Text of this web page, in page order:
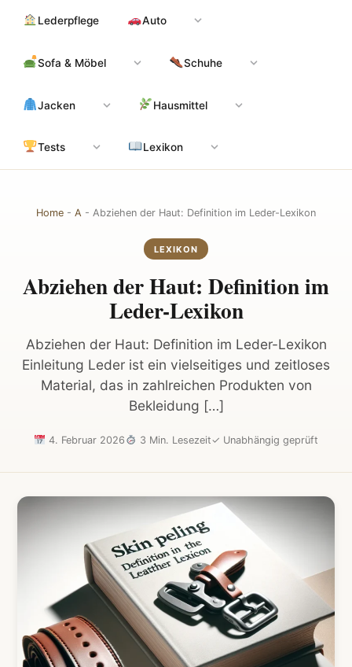
Inhalt
Lederpflege Auto
Sofa & Möbel Schuhe
Jacken Hausmittel
Tests Lexikon
Home - A - Abziehen der Haut: Definition im Leder-Lexikon
LEXIKON
Abziehen der Haut: Definition im
Leder-Lexikon
Abziehen der Haut: Definition im Leder-Lexikon
Einleitung Leder ist ein vielseitiges und zeitloses
Material, das in zahlreichen Produkten von
Bekleidung […]
4. Februar 2026 3 Min. Lesezeit✓ Unabhängig geprüft